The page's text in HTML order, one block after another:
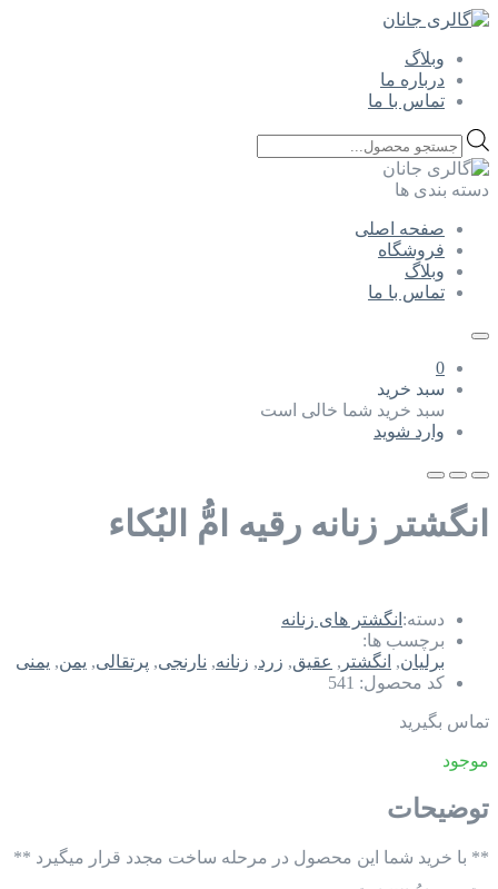
وبلاگ
درباره ما
تماس با ما
Products
search
دسته بندی ها
صفحه اصلی
فروشگاه
وبلاگ
تماس با ما
0
سبد خرید
سبد خرید شما خالی است
وارد شوید
انگشتر زنانه رقیه امُّ البُکاء
دسته: انگشتر های زنانه
برچسب ها:
برلیان, انگشتر , عقیق, زرد, زنانه, نارنجی, پرتقالی, یمن, یمنی
کد محصول: 541
تماس بگیرید
موجود
توضیحات
** با خرید شما این محصول در مرحله ساخت مجدد قرار میگیرد **